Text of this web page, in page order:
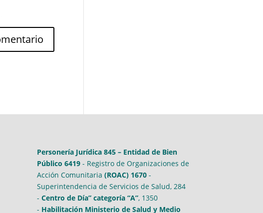
Personería Jurídica 845 – Entidad de Bien
Público 6419- Registro de Organizaciones de
Acción Comunitaria (ROAC) 1670-
Superintendencia de Servicios de Salud, 284
- Centro de Día” categoría “A”, 1350
- Habilitación Ministerio de Salud y Medio